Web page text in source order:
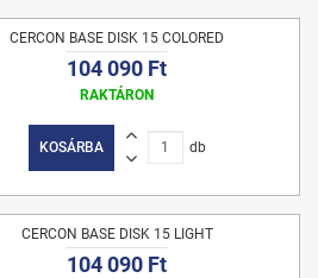
CERCON BASE DISK 15 COLORED
104 090 Ft
RAKTÁRON
KOSÁRBA db
CERCON BASE DISK 15 LIGHT
104 090 Ft